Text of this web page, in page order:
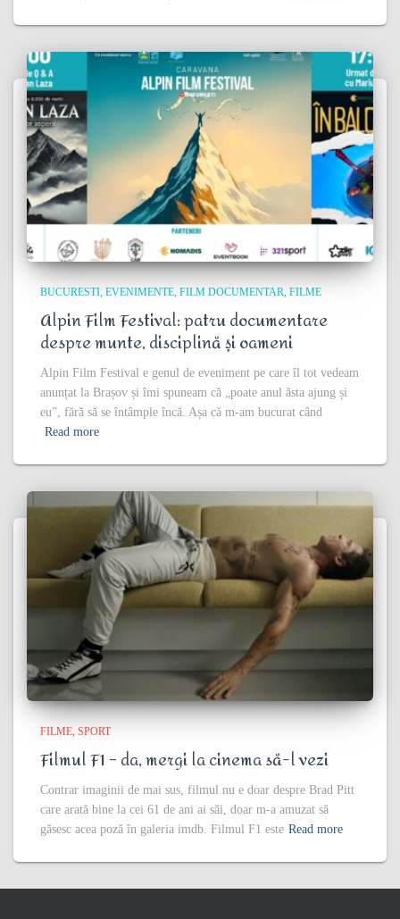
BUCURESTI EVENIMENTE FILM DOCUMENTAR FILME
Alpin Film Festival: patru documentare
despre munte, disciplină și oameni
Alpin Film Festival e genul de eveniment pe care îl tot vedeam
anunțat la Brașov și îmi spuneam că „poate anul ăsta ajung și
eu”, fără să se întâmple încă. Așa că m-am bucurat când
Read more
FILME SPORT
Filmul F1 – da, mergi la cinema să-l vezi
Contrar imaginii de mai sus, filmul nu e doar despre Brad Pitt
care arată bine la cei 61 de ani ai săi, doar m-a amuzat să
găsesc acea poză în galeria imdb. Filmul F1 este Read more